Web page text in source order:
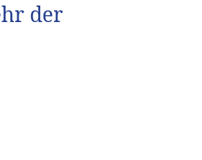
der